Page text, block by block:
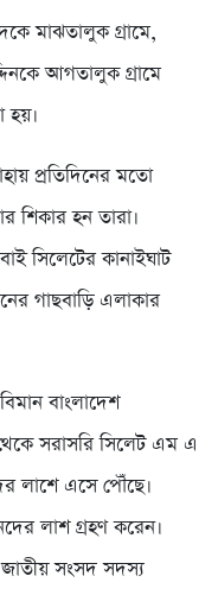
মাঝতালুক গ্রামে,
আগতালুক গ্রামে
হয়।
প্রতিদিনের মতো
শিকার হন তারা।
সিলেটের কানাইঘাট
গাছবাড়ি এলাকার
বাংলাদেশ
সরাসরি সিলেট এম এ
লাশে এসে পৌঁছে।
লাশ গ্রহণ করেন।
জাতীয় সংসদ সদস্য